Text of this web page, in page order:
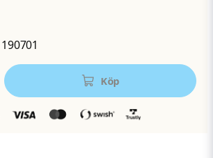
190701
Köp